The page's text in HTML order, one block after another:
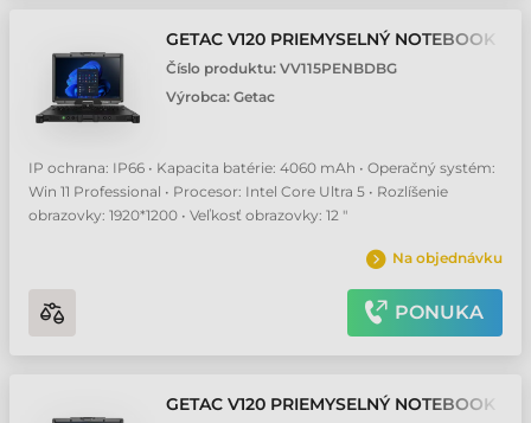
GETAC V120 PRIEMYSELNÝ NOTEBOOK
Číslo produktu: VV115PENBDBG
Výrobca: Getac
IP ochrana: IP66 • Kapacita batérie: 4060 mAh • Operačný systém:
Win 11 Professional • Procesor: Intel Core Ultra 5 • Rozlíšenie
obrazovky: 1920*1200 • Veľkosť obrazovky: 12 "
Na objednávku
PONUKA
GETAC V120 PRIEMYSELNÝ NOTEBOOK